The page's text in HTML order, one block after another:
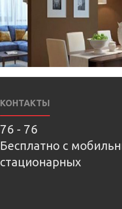
КОНТАКТЫ
76 - 76
Бесплатно с
стационарных